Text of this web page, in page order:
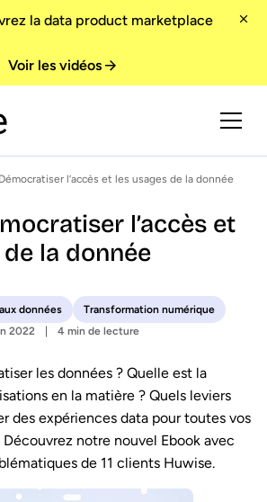
la data product marketplace
Voir les vidéos
l’accès et les usages de la donnée
l’accès et
la donnée
données
Transformation numérique
2022 4 min de lecture
les données ? Quelle est la
en la matière ? Quels leviers
des expériences data pour toutes vos
notre nouvel Ebook avec
de 11 clients Huwise.